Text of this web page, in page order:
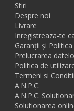
Stiri
Despre noi
Livrare
Inregistreaza-te
Garanții și
Prelucrarea
Politica de
Termeni si Conditii
A.N.P.C.
A.N.P.C.
Solutionarea